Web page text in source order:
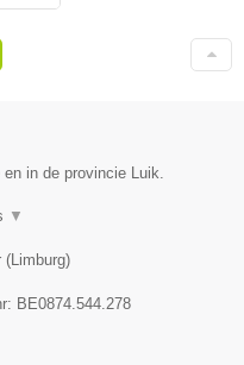
in de provincie Luik.
▼
(Limburg)
BE0874.544.278